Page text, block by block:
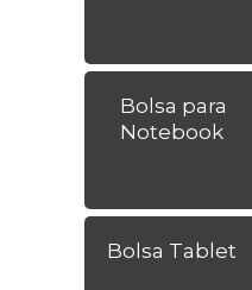
Bolsa para
Notebook
Bolsa Tablet